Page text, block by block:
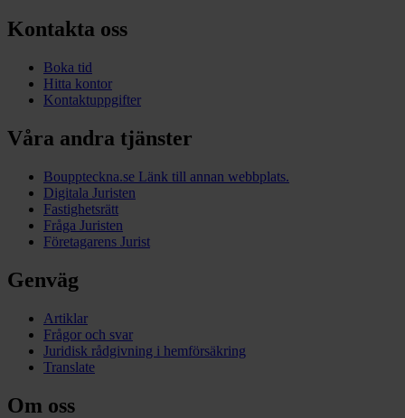
Kontakta oss
Boka tid
Hitta kontor
Kontaktuppgifter
Våra andra tjänster
Bouppteckna.se Länk till annan webbplats.
Digitala Juristen
Fastighetsrätt
Fråga Juristen
Företagarens Jurist
Genväg
Artiklar
Frågor och svar
Juridisk rådgivning i hemförsäkring
Translate
Om oss